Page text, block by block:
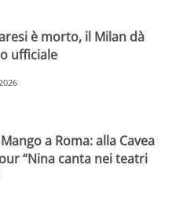
è morto, il Milan dà
ufficiale
a Roma: alla Cavea
“Nina canta nei teatri